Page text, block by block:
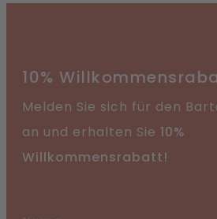
10%
Melden Sie sich für den
an und erhalten Sie 10%
Willkommensrabatt!